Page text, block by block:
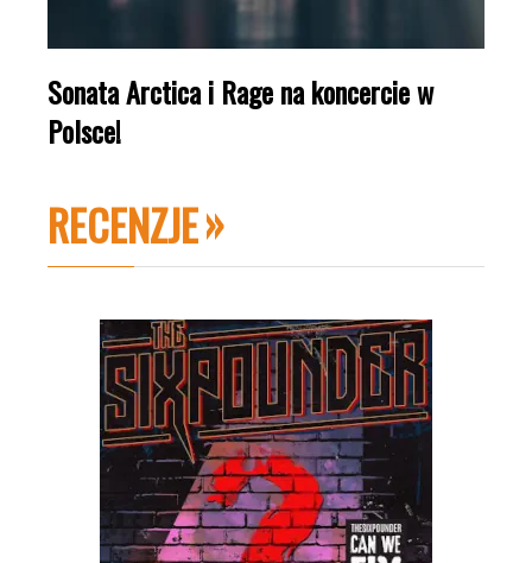
Sonata Arctica i Rage na koncercie w
Polsce!
RECENZJE